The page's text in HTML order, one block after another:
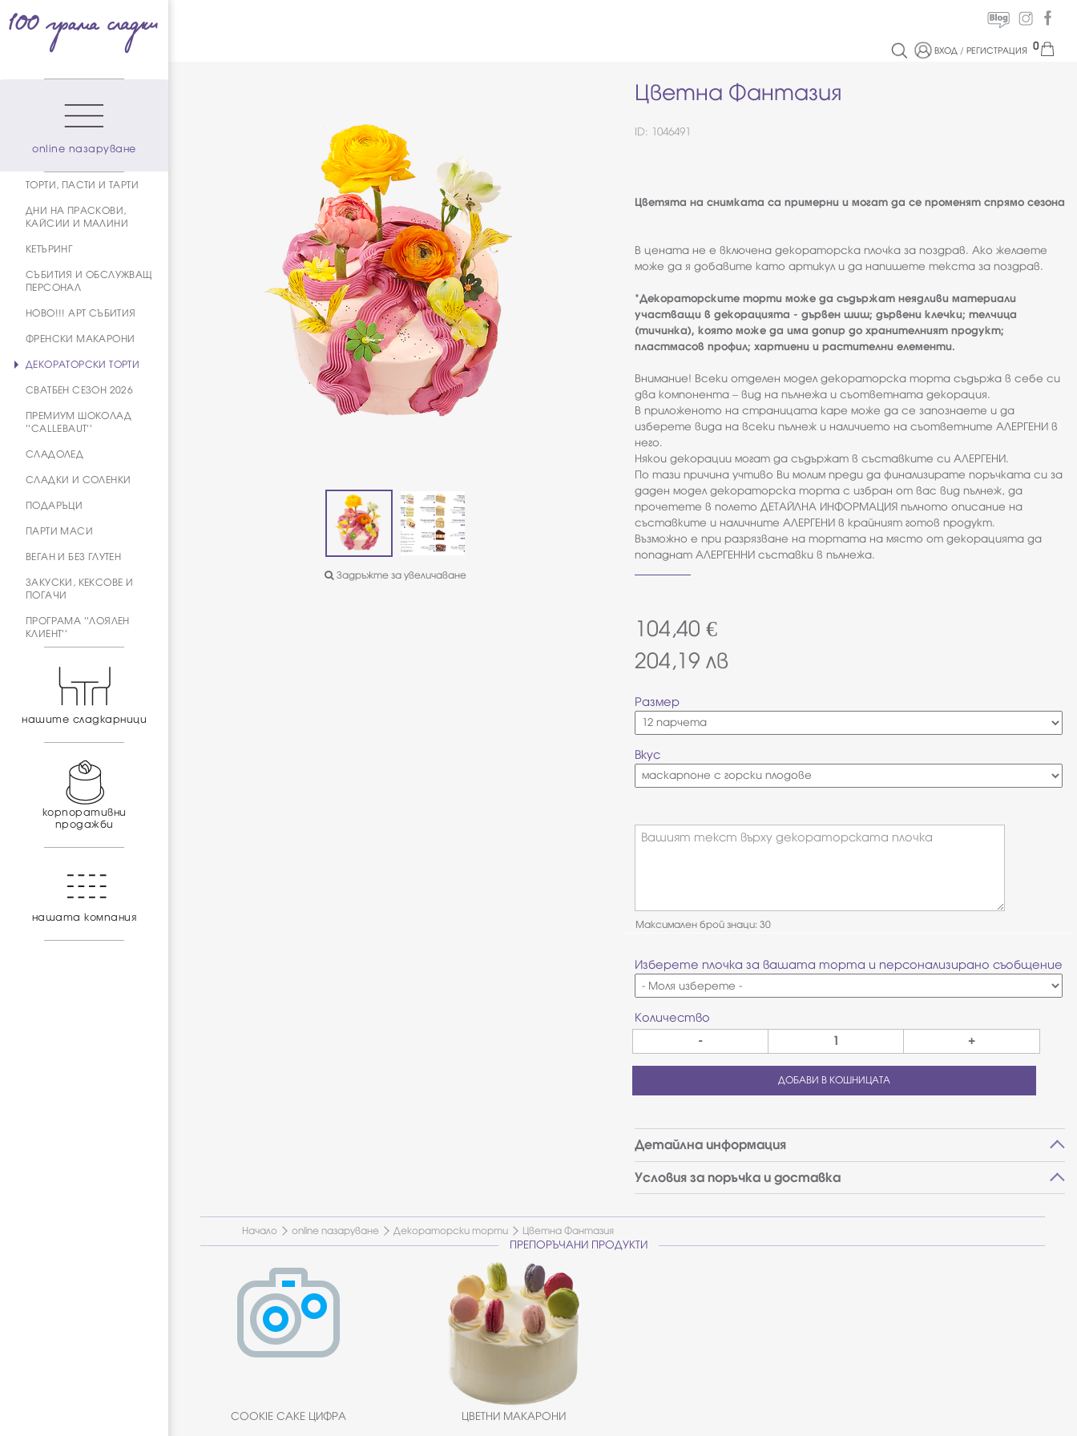
online пазаруване
ТОРТИ, ПАСТИ И ТАРТИ
ДНИ НА ПРАСКОВИ,
КАЙСИИ И МАЛИНИ
КЕТЪРИНГ
СЪБИТИЯ И ОБСЛУЖВАЩ
ПЕРСОНАЛ
НОВО!!! АРТ СЪБИТИЯ
ФРЕНСКИ МАКАРОНИ
ДЕКОРАТОРСКИ ТОРТИ
СВАТБЕН СЕЗОН 2026
ПРЕМИУМ ШОКОЛАД
''CALLEBAUT''
СЛАДОЛЕД
СЛАДКИ И СОЛЕНКИ
ПОДАРЪЦИ
ПАРТИ МАСИ
ВЕГАН И БЕЗ ГЛУТЕН
ЗАКУСКИ, КЕКСОВЕ И
ПОГАЧИ
ПРОГРАМА ''ЛОЯЛЕН
КЛИЕНТ''
нашите сладкарници
корпоративни
продажби
нашата компания
ВХОД /РЕГИСТРАЦИЯ 0
Задръжте за увеличаване
Цветна Фантазия
ID: 1046491
Цветята на снимката са примерни и могат да се променят спрямо сезона
В цената не е включена декораторска плочка за поздрав. Ако желаете
може да я добавите като артикул и да напишете текста за поздрав.
*Декораторските торти може да съдържат неядливи материали
участващи в декорацията - дървен шиш; дървени клечки; телчица
(тичинка), която може да има допир до хранителният продукт;
пластмасов профил; хартиени и растителни елементи.
Внимание! Всеки отделен модел декораторска торта съдържа в себе си
два компонента – вид на пълнежа и съответната декорация.
В приложеното на страницата каре може да се запознаете и да
изберете вида на всеки пълнеж и наличието на съответните АЛЕРГЕНИ в
него.
Някои декорации могат да съдържат в съставките си АЛЕРГЕНИ.
По тази причина учтиво Ви молим преди да финализирате поръчката си за
даден модел декораторска торта с избран от вас вид пълнеж, да
прочетете в полето ДЕТАЙЛНА ИНФОРМАЦИЯ пълното описание на
съставките и наличните АЛЕРГЕНИ в крайният готов продукт.
Възможно е при разрязване на тортата на място от декорацията да
попаднат АЛЕРГЕННИ съставки в пълнежа.
104,40 €
204,19 лв
Размер
Вкус
Вашият текст върху декораторската плочка
Максимален брой знаци: 30
Изберете плочка за вашата торта и персонализирано съобщение
Количество
- +
ДОБАВИ В КОШНИЦАТА
Детайлна информация
Условия за поръчка и доставка
Начало online пазаруване Декораторски торти Цветна Фантазия
ПРЕПОРЪЧАНИ ПРОДУКТИ
COOKIE CAKE ЦИФРА ЦВЕТНИ МАКАРОНИ